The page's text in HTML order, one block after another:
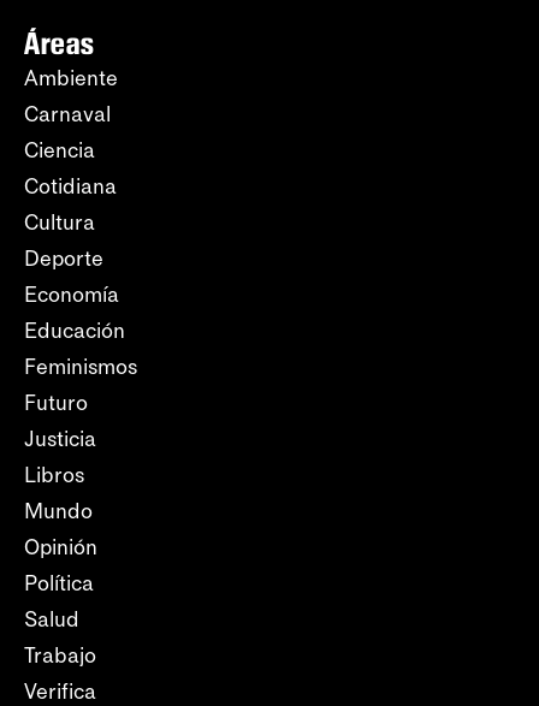
Áreas
Ambiente
Carnaval
Ciencia
Cotidiana
Cultura
Deporte
Economía
Educación
Feminismos
Futuro
Justicia
Libros
Mundo
Opinión
Política
Salud
Trabajo
Verifica